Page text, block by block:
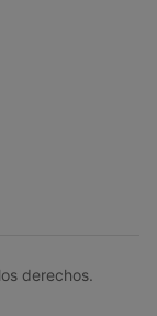
derechos.